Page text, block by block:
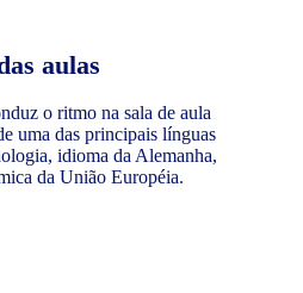
aulas
o ritmo na sala de aula
uma das principais línguas
idioma da Alemanha,
da União Européia.